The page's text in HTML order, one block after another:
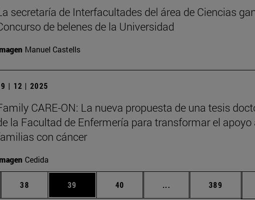
secretaría de Interfacultades del área de Ciencias
de belenes de la Universidad
Manuel Castells
| 12 | 2025
CARE-ON: La nueva propuesta de una tesis
la Facultad de Enfermería para transformar el apoyo
con cáncer
Cedida
intermedias Use TAB para desplazarse.
Página
38 Página
39 Página
40 ... Páginas intermedias
Página
389